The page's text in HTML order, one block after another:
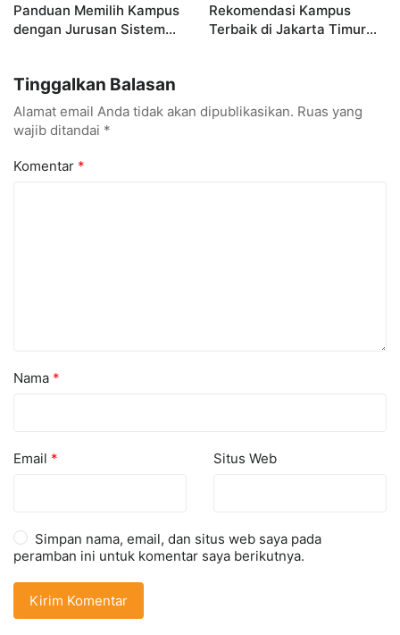
Panduan Memilih Kampus
dengan Jurusan Sistem
Rekomendasi Kampus
Terbaik di Jakarta Timur
Tinggalkan Balasan
Alamat email Anda tidak akan dipublikasikan. Ruas yang
wajib ditandai *
Komentar *
Nama *
Email * Situs Web
Simpan nama, email, dan situs web saya pada
peramban ini untuk komentar saya berikutnya.